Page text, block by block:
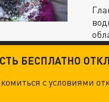
БЕСПЛАТНО
с условиями